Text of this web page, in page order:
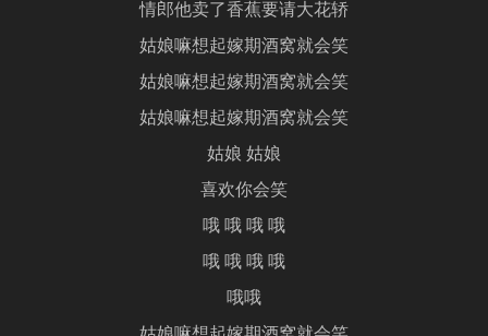
情郎他卖了香蕉要请大花轿
姑娘嘛想起嫁期酒窝就会笑
姑娘嘛想起嫁期酒窝就会笑
姑娘嘛想起嫁期酒窝就会笑
姑娘 姑娘
喜欢你会笑
哦 哦 哦 哦
哦 哦 哦 哦
哦哦